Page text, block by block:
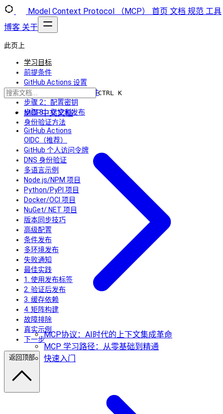
Model Context Protocol （MCP） 首页 文档 规范 工具
博客 关于
CTRL K
MCP中文文档
MCP协议：AI时代的上下文集成革命
MCP 学习路径：从零基础到精通
快速入门
此页上
学习目标
前提条件
GitHub Actions 设置
步骤 1：创建工作流文件
步骤 2：配置密钥
步骤 3：标记和发布
身份验证方法
GitHub Actions
OIDC（推荐）
GitHub 个人访问令牌
DNS 身份验证
多语言示例
Node.js/NPM 项目
Python/PyPI 项目
Docker/OCI 项目
NuGet/.NET 项目
版本同步技巧
高级配置
条件发布
多环境发布
失败通知
最佳实践
1. 使用发布标签
2. 验证后发布
3. 缓存依赖
4. 矩阵构建
故障排除
真实示例
下一步
返回顶部